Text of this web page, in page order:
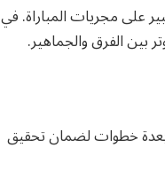
على مجريات المباراة. في
بين الفرق والجماهير.
بعدة خطوات لضمان تحقيق